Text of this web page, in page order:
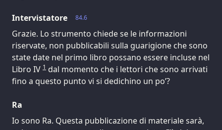
84.6
Intervistatore
Grazie. Lo strumento chiede se le informazioni
riservate, non pubblicabili sulla guarigione che sono
state date nel primo libro possano essere incluse nel
Libro IV 1 dal momento che i lettori che sono arrivati
fino a questo punto vi si dedichino un po’?
Ra
Io sono Ra. Questa pubblicazione di materiale sarà,